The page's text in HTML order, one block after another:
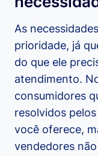
As
prioridade, já
do que ele
atendimento.
consumidores
resolvidos
você oferece,
vendedores